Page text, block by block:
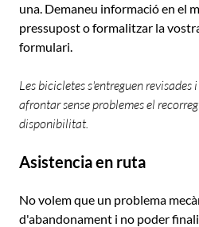
una. Demaneu informació en el
pressupost o formalitzar la
formulari.
Les bicicletes s'entreguen
afrontar sense problemes el
disponibilitat.
Asistencia en ruta
No volem que un problema
d'abandonament i no poder